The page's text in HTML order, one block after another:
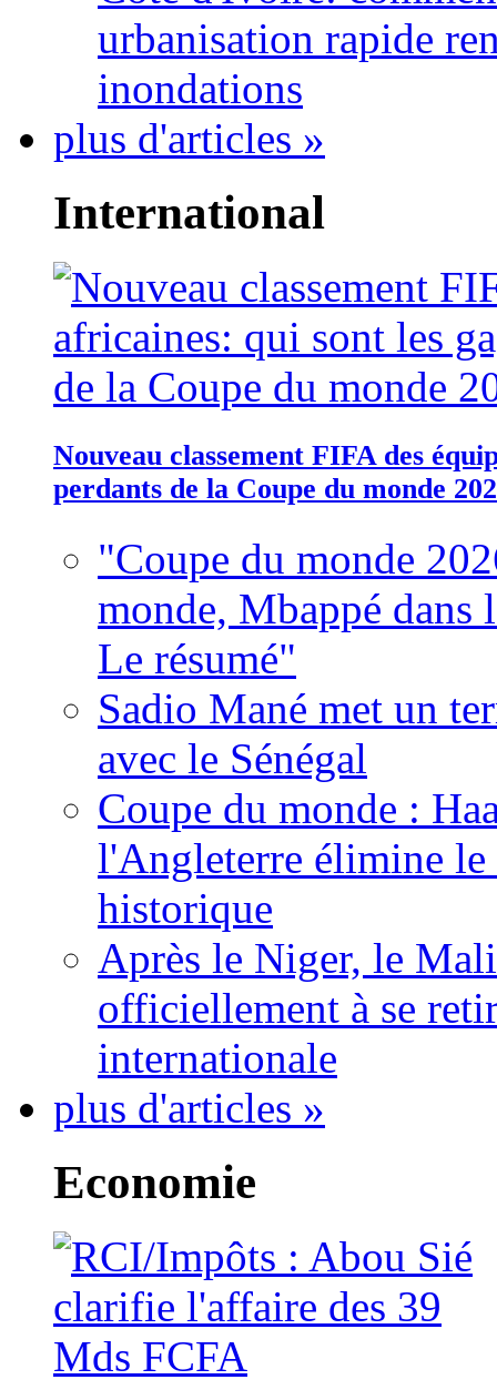
urbanisation rapide
inondations
plus d'articles »
International
Nouveau classement FIFA des
perdants de la Coupe du monde
"Coupe du monde
monde, Mbappé dans
Le résumé"
Sadio Mané met un
avec le Sénégal
Coupe du monde :
l'Angleterre élimine
historique
Après le Niger, le
officiellement à se
internationale
plus d'articles »
Economie